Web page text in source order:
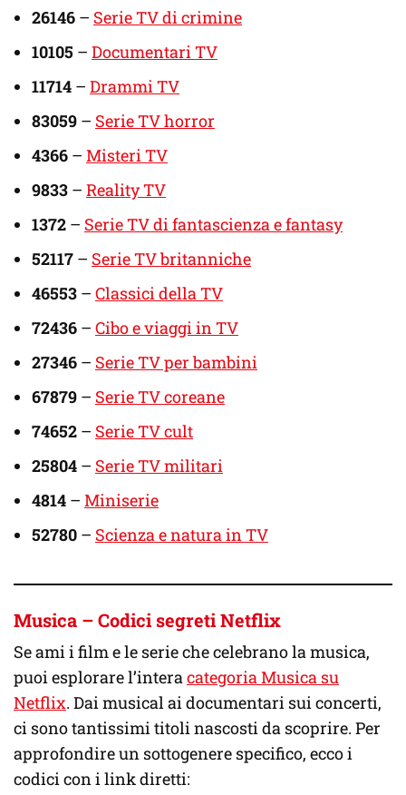
26146 – Serie TV di crimine
10105 – Documentari TV
11714 – Drammi TV
83059 – Serie TV horror
4366 – Misteri TV
9833 – Reality TV
1372 – Serie TV di fantascienza e fantasy
52117 – Serie TV britanniche
46553 – Classici della TV
72436 – Cibo e viaggi in TV
27346 – Serie TV per bambini
67879 – Serie TV coreane
74652 – Serie TV cult
25804 – Serie TV militari
4814 – Miniserie
52780 – Scienza e natura in TV
Musica – Codici segreti Netflix
Se ami i film e le serie che celebrano la musica,
puoi esplorare l’interacategoria Musica su
Netflix. Dai musical ai documentari sui concerti,
ci sono tantissimi titoli nascosti da scoprire. Per
approfondire un sottogenere specifico, ecco i
codici con i link diretti: